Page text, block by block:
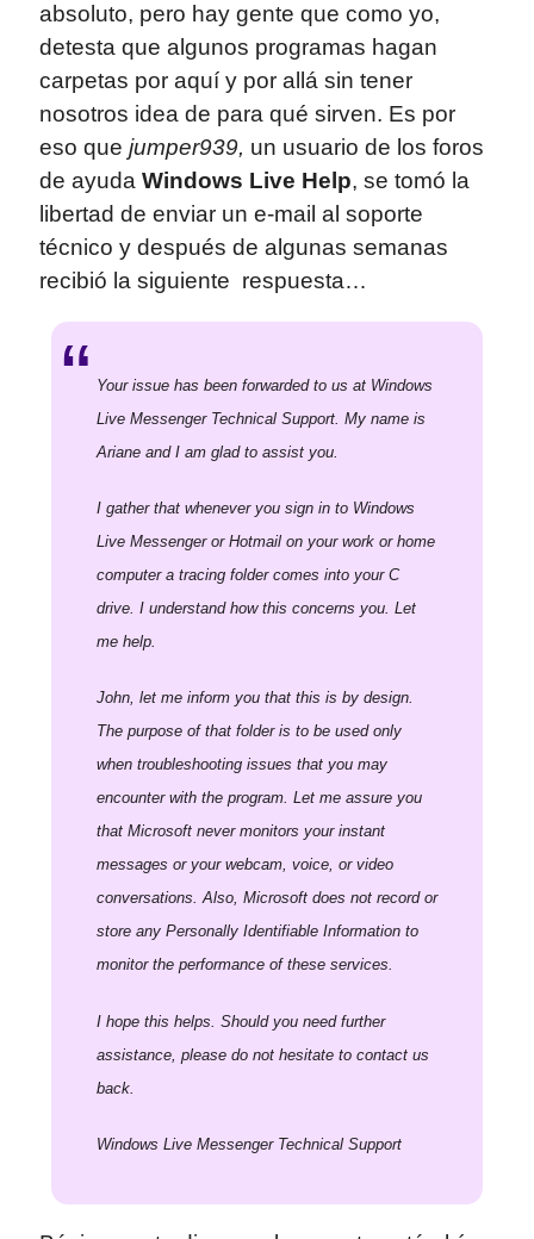
absoluto, pero hay gente que como yo,
detesta que algunos programas hagan
carpetas por aquí y por allá sin tener
nosotros idea de para qué sirven. Es por
eso que jumper939, un usuario de los foros
de ayuda Windows Live Help, se tomó la
libertad de enviar un e-mail al soporte
técnico y después de algunas semanas
recibió la siguiente respuesta…
Your issue has been forwarded to us at Windows
Live Messenger Technical Support. My name is
Ariane and I am glad to assist you.
I gather that whenever you sign in to Windows
Live Messenger or Hotmail on your work or home
computer a tracing folder comes into your C
drive. I understand how this concerns you. Let
me help.
John, let me inform you that this is by design.
The purpose of that folder is to be used only
when troubleshooting issues that you may
encounter with the program. Let me assure you
that Microsoft never monitors your instant
messages or your webcam, voice, or video
conversations. Also, Microsoft does not record or
store any Personally Identifiable Information to
monitor the performance of these services.
I hope this helps. Should you need further
assistance, please do not hesitate to contact us
back.
Windows Live Messenger Technical Support